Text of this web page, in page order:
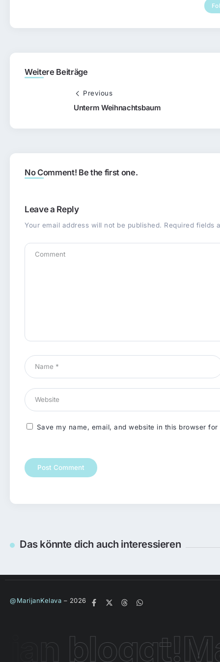
Weitere Beiträge
Previous
Unterm Weihnachtsbaum
No Comment! Be the first one.
Leave a Reply
Your email address will not be published. Required fields
Save my name, email, and website in this browser
Das könnte dich auch interessieren
@MarijanKelava – 2026
bloggt!